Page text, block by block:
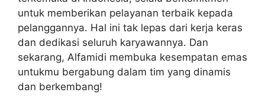
untuk memberikan pelayanan terbaik kepada
pelanggannya. Hal ini tak lepas dari kerja keras
dan dedikasi seluruh karyawannya. Dan
sekarang, Alfamidi membuka kesempatan emas
untukmu bergabung dalam tim yang dinamis
dan berkembang!